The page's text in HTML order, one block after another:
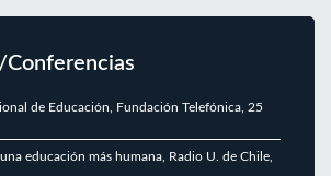
Conferencias
de Educación, Fundación Telefónica, 25
educación más humana, Radio U. de Chile,